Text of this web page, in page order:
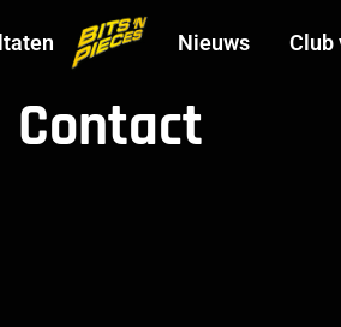
Nieuws Club
Contact